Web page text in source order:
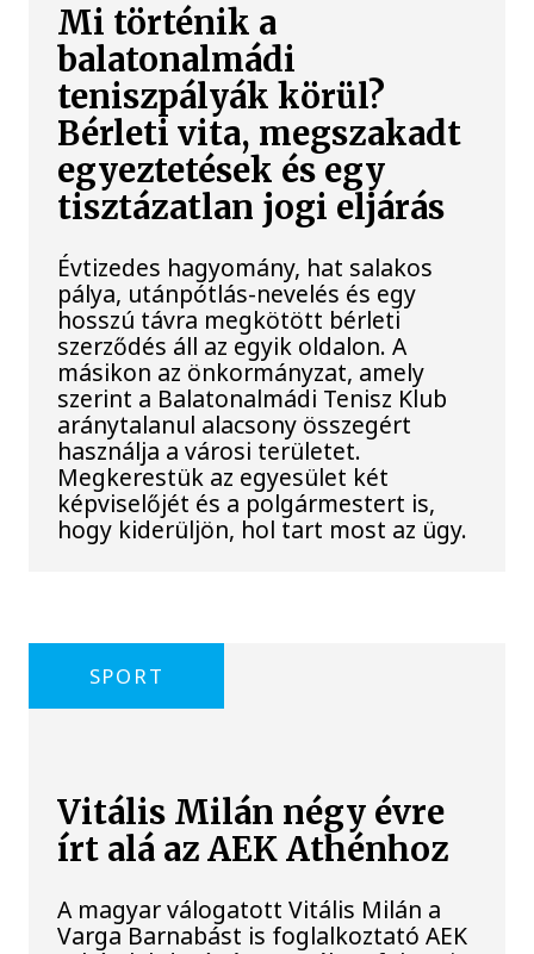
Mi történik a
balatonalmádi
teniszpályák körül?
Bérleti vita, megszakadt
egyeztetések és egy
tisztázatlan jogi eljárás
Évtizedes hagyomány, hat salakos
pálya, utánpótlás-nevelés és egy
hosszú távra megkötött bérleti
szerződés áll az egyik oldalon. A
másikon az önkormányzat, amely
szerint a Balatonalmádi Tenisz Klub
aránytalanul alacsony összegért
használja a városi területet.
Megkerestük az egyesület két
képviselőjét és a polgármestert is,
hogy kiderüljön, hol tart most az ügy.
SPORT
Vitális Milán négy évre
írt alá az AEK Athénhoz
A magyar válogatott Vitális Milán a
Varga Barnabást is foglalkoztató AEK